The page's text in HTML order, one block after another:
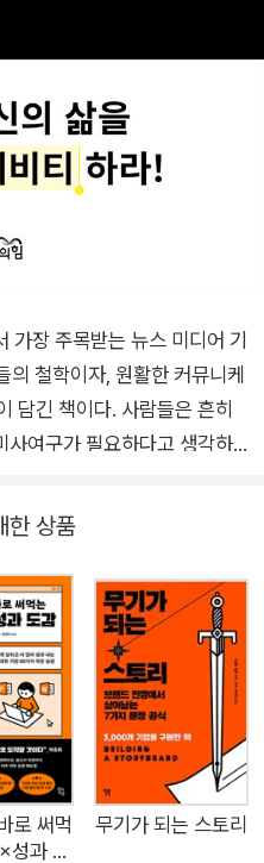
가장 주목받는 뉴스 미디어 기
의 철학이자, 원활한 커뮤니케
담긴 책이다. 사람들은 흔히
사여구가 필요하다고 생각하지
날 수 있는 도구이며, 이를 통
접이나 프레젠테이션, SNS
하는 모든 커뮤니케이션 활동
레비티》를 읽는 이가 학생이나
발표는 더 큰 주목을 받을 것이
라면 자신의 메시지가 명확하
에서는 더 많은 조회수와 팔
와 기업들은 이미 각자의 방식
의 등장으로
한 상품
로 써먹
성과 도
무기가 되는 스토리